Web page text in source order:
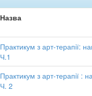
Назва
Практикум з арт-терапії:
Ч.1
Практикум з арт-терапії :
Ч. 2